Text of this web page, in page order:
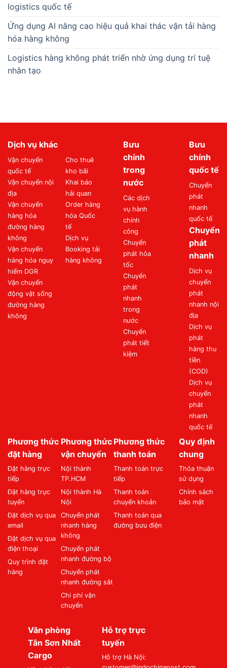
logistics quốc tế
Ứng dụng AI nâng cao hiệu quả khai thác vận tải hàng
hóa hàng không
Logistics hàng không phát triển nhờ ứng dụng trí tuệ
nhân tạo
Dịch vụ khác
Vận chuyển
quốc tế
Vận chuyển nội
địa
Vận chuyển
hàng hóa
đường hàng
không
Vận chuyển
hàng hóa nguy
hiểm DGR
Vận chuyển
động vật sống
đường hàng
không
Cho thuê
kho bãi
Khai báo
hải quan
Order hàng
hóa Quốc
tế
Dịch vụ
Booking tải
hàng không
Bưu
chính
trong
nước
Các dịch
vụ hành
chính
công
Chuyển
phát hỏa
tốc
Chuyển
phát
nhanh
trong
nước
Chuyển
phát tiết
kiệm
Bưu
chính
quốc tế
Chuyển
phát
nhanh
quốc tế
Chuyển
phát
nhanh
Dịch vụ
chuyển
phát
nhanh nội
địa
Dịch vụ
phát
hàng thu
tiền
(COD)
Dịch vụ
chuyển
phát
nhanh
quốc tế
Phương thức
đặt hàng
Đặt hàng trực
tiếp
Đặt hàng trực
tuyến
Đặt dịch vụ qua
email
Đặt dịch vụ qua
điện thoại
Quy trình đặt
hàng
Phương thức
vận chuyển
Nội thành
TP.HCM
Nội thành Hà
Nội
Chuyển phát
nhanh hàng
không
Chuyển phát
nhanh đường bộ
Chuyển phát
nhanh đường sắt
Chi phí vận
chuyển
Phương thức
thanh toán
Thanh toán trực
tiếp
Thanh toán
chuyển khoản
Thanh toán qua
đường bưu điện
Quy định
chung
Thỏa thuận
sử dụng
Chính sách
bảo mật
Văn phòng
Tân Sơn Nhất
Cargo
Hỗ trợ trực
tuyến
Hỗ trợ Hà Nội: